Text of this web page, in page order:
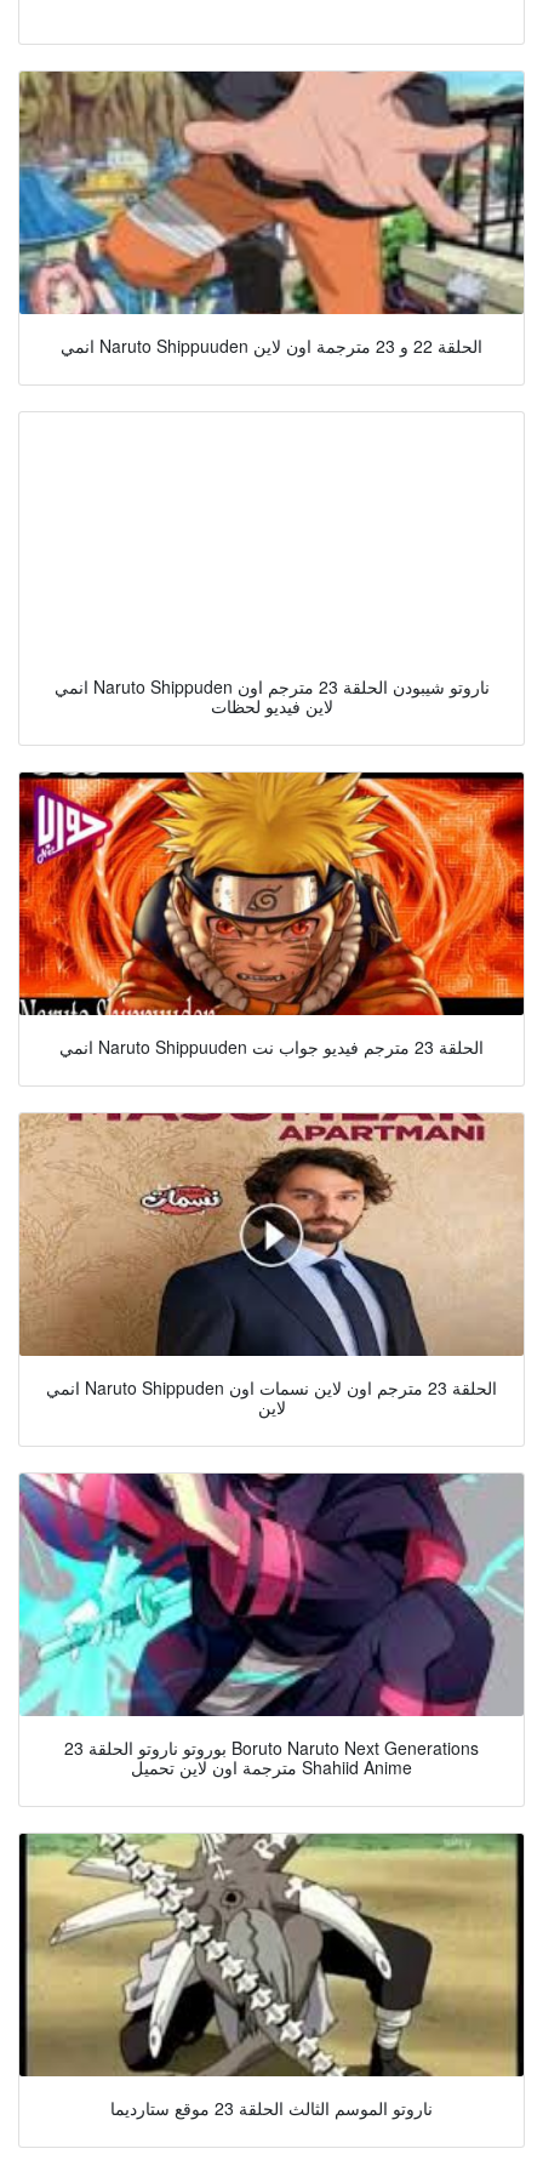
انمي Naruto Shippuuden الحلقة 22 و 23 مترجمة اون لاين
انمي Naruto Shippuden ناروتو شيبودن الحلقة 23 مترجم اون
لاين فيديو لحظات
انمي Naruto Shippuuden الحلقة 23 مترجم فيديو جواب نت
انمي Naruto Shippuden الحلقة 23 مترجم اون لاين نسمات اون
لاين
بوروتو ناروتو الحلقة 23 Boruto Naruto Next Generations
مترجمة اون لاين تحميل Shahiid Anime
ناروتو الموسم الثالث الحلقة 23 موقع ستارديما